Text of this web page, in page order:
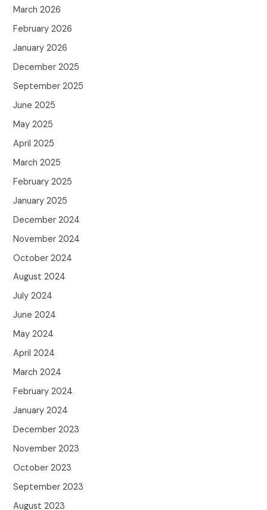
March 2026
February 2026
January 2026
December 2025
September 2025
June 2025
May 2025
April 2025
March 2025
February 2025
January 2025
December 2024
November 2024
October 2024
August 2024
July 2024
June 2024
May 2024
April 2024
March 2024
February 2024
January 2024
December 2023
November 2023
October 2023
September 2023
August 2023